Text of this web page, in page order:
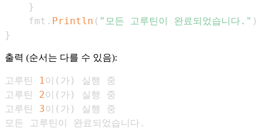
}
    fmt
. Println ( "모든 고루틴이 완료되었습니다." )
}
출력 (순서는 다를 수 있음):
고루틴 1 이 ( 가)
고루틴 2이 ( 가)
고루틴 3이 ( 가)
모든 고루틴이 완료되었습니다.